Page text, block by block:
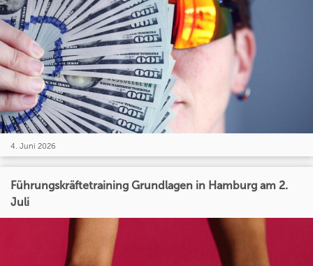
4. Juni 2026
Führungskräftetraining Grundlagen in Hamburg am 2.
Juli